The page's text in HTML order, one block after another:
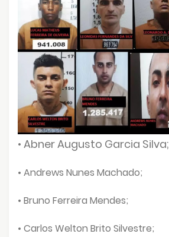
• Abner Augusto Garcia Silva;
• Andrews Nunes Machado;
• Bruno Ferreira Mendes;
• Carlos Welton Brito Silvestre;